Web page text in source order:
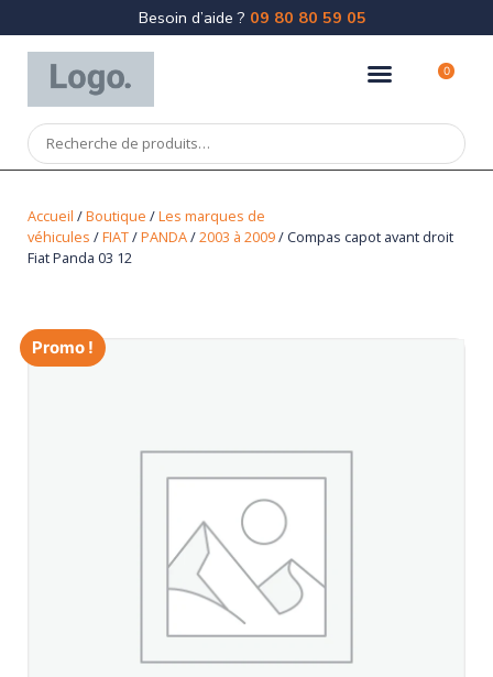
Besoin d’aide ? 09 80 80 59 05
0
Accueil /Boutique /Les marques de
véhicules /FIAT/PANDA/2003 à 2009/ Compas capot avant droit
Fiat Panda 03 12
Promo !